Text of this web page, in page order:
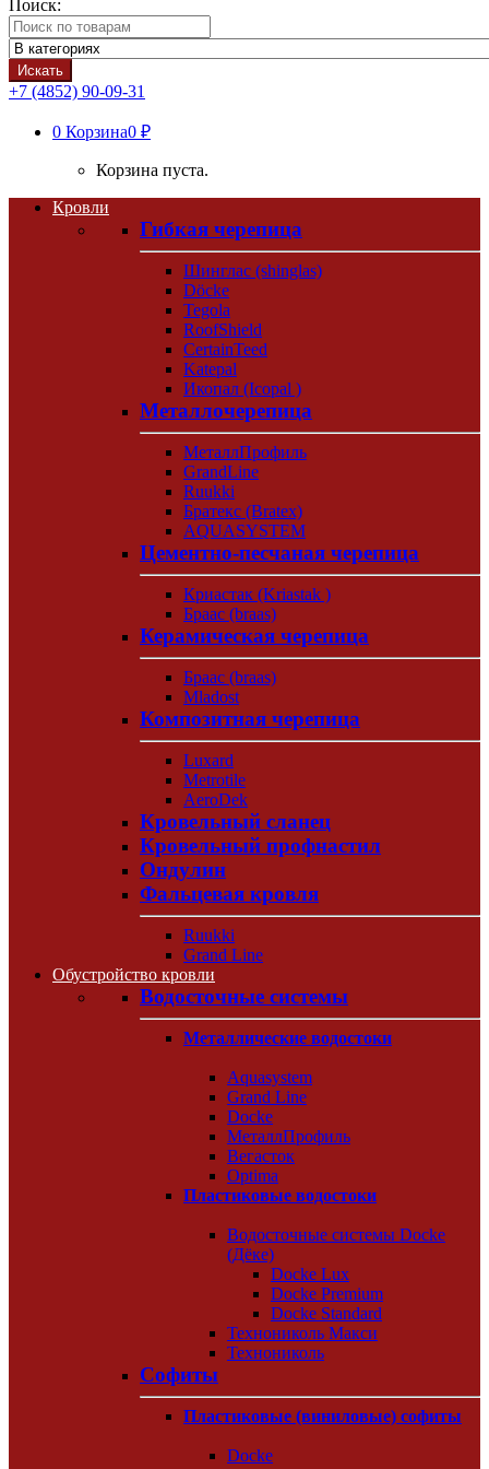
Поиск:
Искать
+7 (4852) 90-09-31
0 Корзина0 ₽
Корзина пуста.
Кровли
Гибкая черепица
Шинглас (shinglas)
Döcke
Tegola
RoofShield
CertainTeed
Katepal
Икопал (Icopal )
Металлочерепица
МеталлПрофиль
GrandLine
Ruukki
Братекс (Bratex)
AQUASYSTEM
Цементно-песчаная черепица
Криастак (Kriastak )
Браас (braas)
Керамическая черепица
Браас (braas)
Mladost
Композитная черепица
Luxard
Metrotile
AeroDek
Кровельный сланец
Кровельный профнастил
Ондулин
Фальцевая кровля
Ruukki
Grand Line
Обустройство кровли
Водосточные системы
Металлические водостоки
Aquasystem
Grand Line
Docke
МеталлПрофиль
Вегасток
Optima
Пластиковые водостоки
Водосточные системы Docke
(Дёке)
Docke Lux
Docke Premium
Docke Standard
Технониколь Макси
Технониколь
Софиты
Пластиковые (виниловые) софиты
Docke